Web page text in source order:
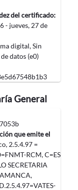
del certificado:
- ‎jueves, ‎27‎ de
digital, Sin
datos (e0)
General
que emite el
2.5.4.97 =
RCM, C=ES
SECRETARIA